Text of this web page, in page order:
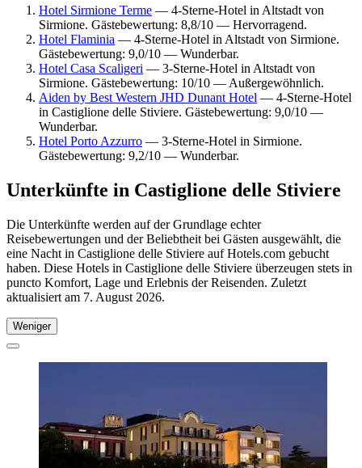
Hotel Sirmione Terme — 4-Sterne-Hotel in Altstadt von
Sirmione. Gästebewertung: 8,8/10 — Hervorragend.
Hotel Flaminia — 4-Sterne-Hotel in Altstadt von Sirmione.
Gästebewertung: 9,0/10 — Wunderbar.
Hotel Casa Scaligeri — 3-Sterne-Hotel in Altstadt von
Sirmione. Gästebewertung: 10/10 — Außergewöhnlich.
Aiden by Best Western JHD Dunant Hotel — 4-Sterne-Hotel
in Castiglione delle Stiviere. Gästebewertung: 9,0/10 —
Wunderbar.
Hotel Porto Azzurro — 3-Sterne-Hotel in Sirmione.
Gästebewertung: 9,2/10 — Wunderbar.
Unterkünfte in Castiglione delle Stiviere
Die Unterkünfte werden auf der Grundlage echter
Reisebewertungen und der Beliebtheit bei Gästen ausgewählt, die
eine Nacht in Castiglione delle Stiviere auf Hotels.com gebucht
haben. Diese Hotels in Castiglione delle Stiviere überzeugen stets in
puncto Komfort, Lage und Erlebnis der Reisenden. Zuletzt
aktualisiert am 7. August 2026.
Weniger